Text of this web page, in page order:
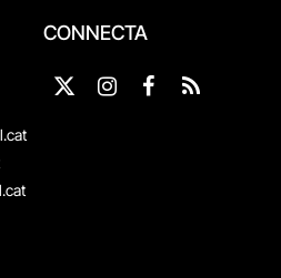
CONNECTA
X
Instagram
Facebook
RSS